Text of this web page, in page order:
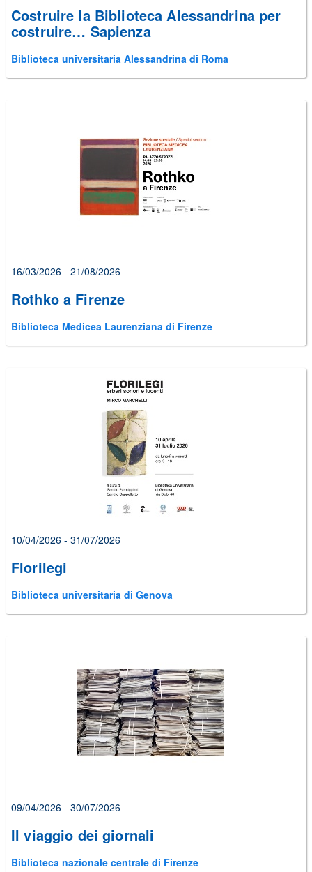
Costruire la Biblioteca Alessandrina per
costruire… Sapienza
Biblioteca universitaria Alessandrina di Roma
16/03/2026 - 21/08/2026
Rothko a Firenze
Biblioteca Medicea Laurenziana di Firenze
10/04/2026 - 31/07/2026
Florilegi
Biblioteca universitaria di Genova
09/04/2026 - 30/07/2026
Il viaggio dei giornali
Biblioteca nazionale centrale di Firenze